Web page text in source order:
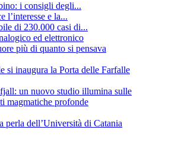
i consigli degli...
l’interesse e la...
di 230.000 casi di...
ed elettronico
più di quanto si pensava
si inaugura la Porta delle Farfalle
un nuovo studio illumina sulle
magmatiche profonde
perla dell’Università di Catania